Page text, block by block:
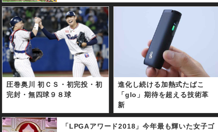
圧巻奥川 初ＣＳ・初完投・初
完封・無四球９８球
進化し続ける加熱式たばこ
「glo」期待を超える技術革
新
「LPGAアワード2018」今年最も輝いた女子ゴ